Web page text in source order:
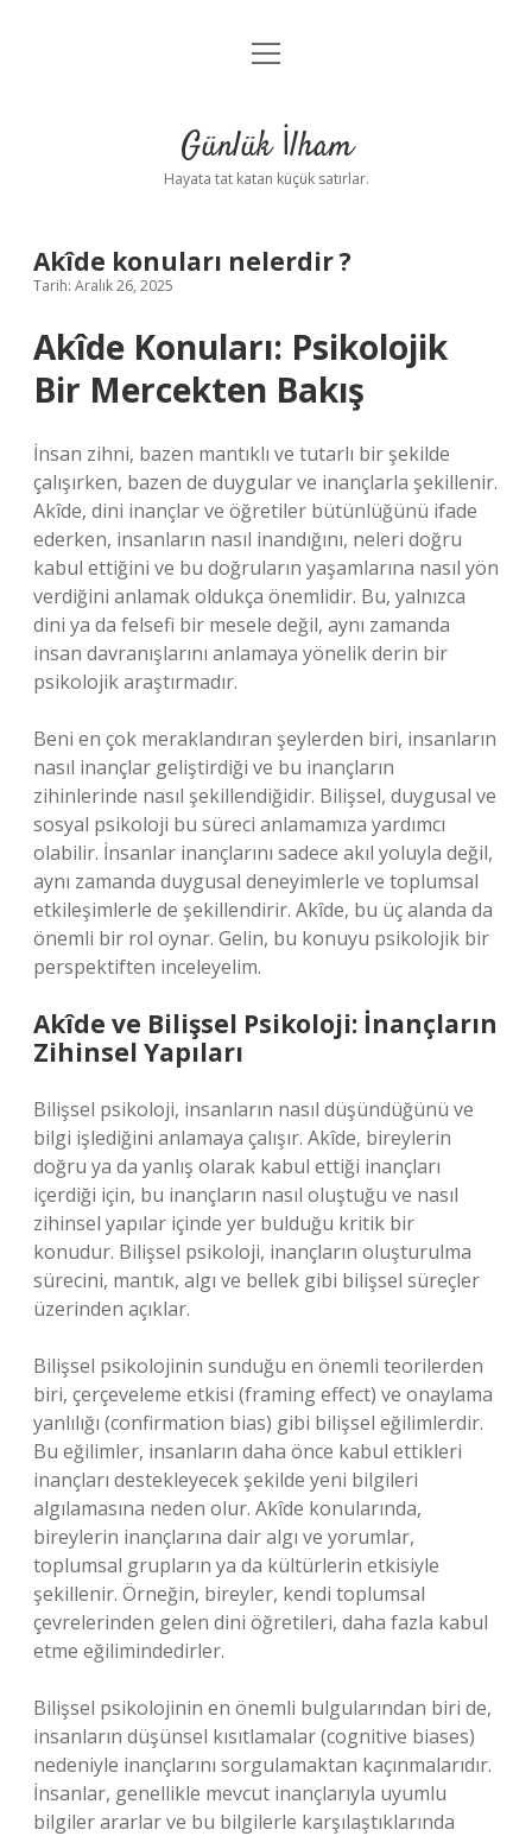
Anasayfa
Yasal Uyarı
menüyü
Günlük İlham
Hayata tat katan küçük satırlar.
Akîde konuları nelerdir ?
Tarih: Aralık 26, 2025
Akîde Konuları: Psikolojik
Bir Mercekten Bakış
İnsan zihni, bazen mantıklı ve tutarlı bir şekilde
çalışırken, bazen de duygular ve inançlarla şekillenir.
Akîde, dini inançlar ve öğretiler bütünlüğünü ifade
ederken, insanların nasıl inandığını, neleri doğru
kabul ettiğini ve bu doğruların yaşamlarına nasıl yön
verdiğini anlamak oldukça önemlidir. Bu, yalnızca
dini ya da felsefi bir mesele değil, aynı zamanda
insan davranışlarını anlamaya yönelik derin bir
psikolojik araştırmadır.
Beni en çok meraklandıran şeylerden biri, insanların
nasıl inançlar geliştirdiği ve bu inançların
zihinlerinde nasıl şekillendiğidir. Bilişsel, duygusal ve
sosyal psikoloji bu süreci anlamamıza yardımcı
olabilir. İnsanlar inançlarını sadece akıl yoluyla değil,
aynı zamanda duygusal deneyimlerle ve toplumsal
etkileşimlerle de şekillendirir. Akîde, bu üç alanda da
önemli bir rol oynar. Gelin, bu konuyu psikolojik bir
perspektiften inceleyelim.
Akîde ve Bilişsel Psikoloji: İnançların
Zihinsel Yapıları
Bilişsel psikoloji, insanların nasıl düşündüğünü ve
bilgi işlediğini anlamaya çalışır. Akîde, bireylerin
doğru ya da yanlış olarak kabul ettiği inançları
içerdiği için, bu inançların nasıl oluştuğu ve nasıl
zihinsel yapılar içinde yer bulduğu kritik bir
konudur. Bilişsel psikoloji, inançların oluşturulma
sürecini, mantık, algı ve bellek gibi bilişsel süreçler
üzerinden açıklar.
Bilişsel psikolojinin sunduğu en önemli teorilerden
biri, çerçeveleme etkisi (framing effect) ve onaylama
yanlılığı (confirmation bias) gibi bilişsel eğilimlerdir.
Bu eğilimler, insanların daha önce kabul ettikleri
inançları destekleyecek şekilde yeni bilgileri
algılamasına neden olur. Akîde konularında,
bireylerin inançlarına dair algı ve yorumlar,
toplumsal grupların ya da kültürlerin etkisiyle
şekillenir. Örneğin, bireyler, kendi toplumsal
çevrelerinden gelen dini öğretileri, daha fazla kabul
etme eğilimindedirler.
Bilişsel psikolojinin en önemli bulgularından biri de,
insanların düşünsel kısıtlamalar (cognitive biases)
nedeniyle inançlarını sorgulamaktan kaçınmalarıdır.
İnsanlar, genellikle mevcut inançlarıyla uyumlu
bilgiler ararlar ve bu bilgilerle karşılaştıklarında